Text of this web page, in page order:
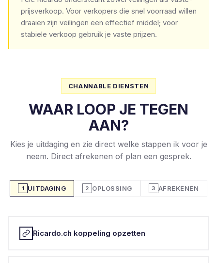
prijsverkoop. Voor verkopers die snel voorraad willen
draaien zijn veilingen een effectief middel; voor
stabiele verkoop gebruik je vaste prijzen.
CHANNABLE DIENSTEN
WAAR LOOP JE TEGEN
AAN?
Kies je uitdaging en zie direct welke stappen ik voor je
neem. Direct afrekenen of plan een gesprek.
1 UITDAGING 2 OPLOSSING 3 AFREKENEN
Ricardo.ch koppeling opzetten